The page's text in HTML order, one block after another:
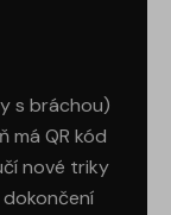
s bráchou)
má QR kód
nové triky